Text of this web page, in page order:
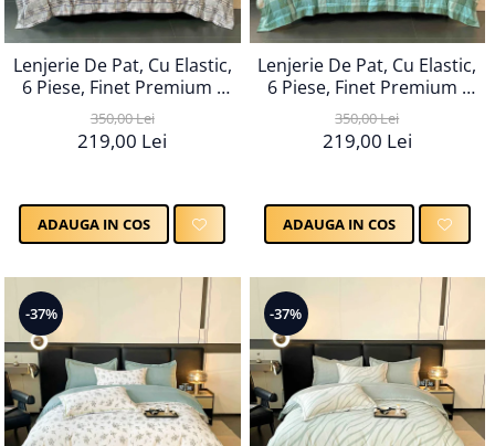
Lenjerie De Pat, Cu Elastic,
6 Piese, Finet Premium -
LPBF6PE64
350,00 Lei
219,00 Lei
ADAUGA IN COS
Lenjerie De Pat, Cu Elastic,
6 Piese, Finet Premium -
LPBF6PE66
350,00 Lei
219,00 Lei
ADAUGA IN COS
-37% -37%